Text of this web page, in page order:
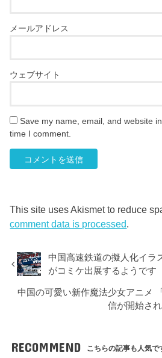
メールアドレス
ウェブサイト
Save my name, email, and website
time I comment.
This site uses Akismet to reduce
comment data is processed.
中国高速鉄道の擬人化イラ
がコミケ出展するようです
中国の可愛い新作魔法少女アニメ
信が開始さ
RECOMMEND こちらの記事も人気で